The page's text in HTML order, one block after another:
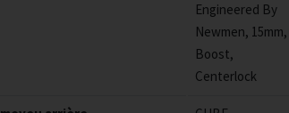
Engineered By
Newmen, 15mm,
Boost,
Centerlock